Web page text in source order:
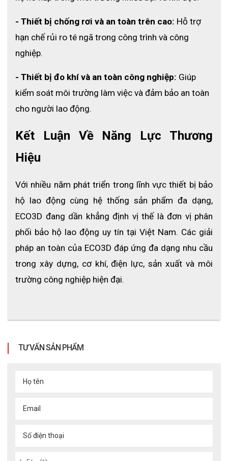
- Thiết bị chống rơi và an toàn trên cao: Hỗ trợ
hạn chế rủi ro té ngã trong công trình và công
nghiệp.
- Thiết bị đo khí và an toàn công nghiệp: Giúp
kiểm soát môi trường làm việc và đảm bảo an toàn
cho người lao động.
Kết Luận Về Năng Lực Thương
Hiệu
Với nhiều năm phát triển trong lĩnh vực thiết bị bảo
hộ lao động cùng hệ thống sản phẩm đa dạng,
ECO3D đang dần khẳng định vị thế là đơn vị phân
phối bảo hộ lao động uy tín tại Việt Nam. Các giải
pháp an toàn của ECO3D đáp ứng đa dạng nhu cầu
trong xây dựng, cơ khí, điện lực, sản xuất và môi
trường công nghiệp hiện đại.
TƯ VẤN SẢN PHẨM
Họ tên
Email
Số điện thoại